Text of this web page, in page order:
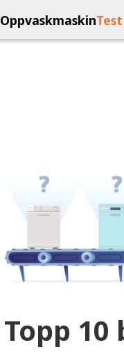
OppvaskmaskinTest
Topp